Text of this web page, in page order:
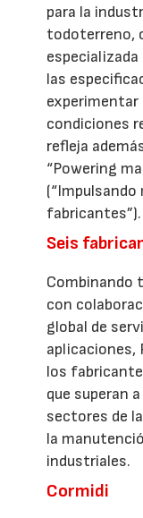
para la
todoterreno,
las
condiciones
refleja
“Powering
fabricantes”).
Seis
Combinando
con
global de
aplicaciones,
los
que superan
sectores de
la
industriales.
Cormidi